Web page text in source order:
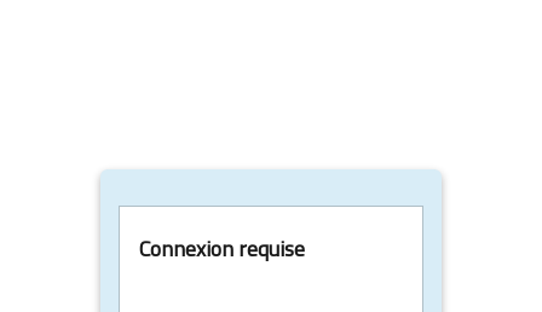
Connexion requise